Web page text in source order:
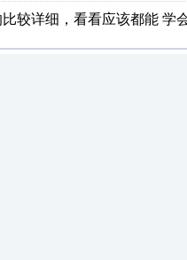
较详细，看看应该都能 学